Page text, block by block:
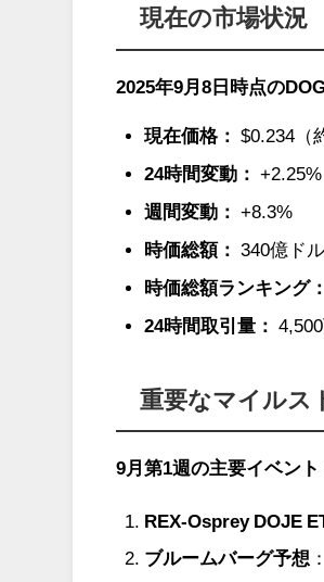
現在の市場状況
2025年9月8日時点の
現在価格： $0.234（
24時間変動： +2.25%
週間変動： +8.3%
時価総額： 340億ド
時価総額ランキング：
24時間取引量：
重要なマイルス
9月第1週の主要イベント
REX-Osprey DOJE
ブルームバーグ予想